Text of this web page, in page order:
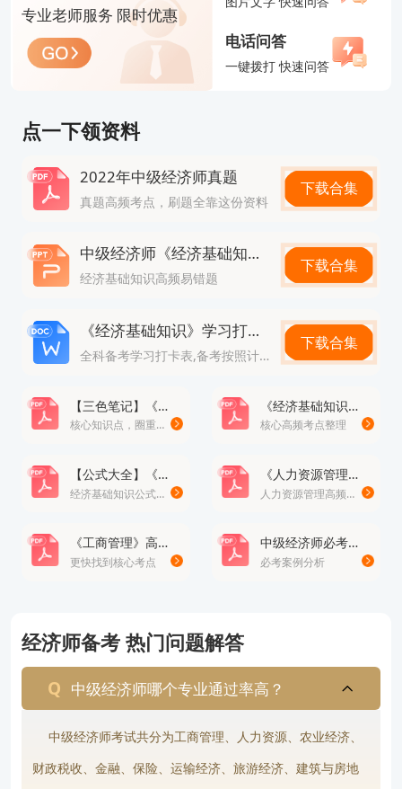
对专业基础要求更高，适合有相关从业经验的人群。
另外，财政税收专业专业性较强，涉及税务与财会知
识较多，比较适合财务、会计以及税务相关岗位人员
开发、造价管理等领域从业者。
因此，考生在选择专业时，最好优先考虑自身工作内
容和未来职业需求，而不是单纯追求“最容易”的专
业。
二、2026年中级经济师十大专业有哪些特点？
点。不同专业的考试内容、学习难度以及适合人群都
存在明显区别。
工商管理整体偏基础，知识点容易理解，适合零基础
考生以及企业管理类岗位人员；人力资源管理则更偏
向记忆理解，适合人事管理相关从业者。
金融专业计算题占比相对较高，对逻辑分析能力要求
业则更加注重专业深度，对税务和财会基础要求较
农业研究领域人员；运输经济更适合从事铁路、公
路、民航、水运等交通运输行业的人群。
建筑与房地产经济涉及工程、房地产等领域内容，专
业性较强；旅游经济则与景区运营、酒店管理、旅行
社业务等行业联系较紧密。
专业老师服务 限时优惠
电话问答
一键拨打 快速问答
点一下领资料
2022年中级经济师真题
真题高频考点，刷题全靠这份资料
下载合集
中级经济师《经济基础知识》高频易错题
经济基础知识高频易错题
下载合集
《经济基础知识》学习打卡表
全科备考学习打卡表,备考按照计划走
下载合集
【三色笔记】《经济基础知识》· 修正版
核心知识点，圈重点
《经济基础知识》高频考点总结100个
核心高频考点整理
【公式大全】《经济基础知识》公式
经济基础知识公式大全
《人力资源管理》高频易错题
人力资源管理高频易错题
《工商管理》高频考点
更快找到核心考点
中级经济师必考案例分析题
必考案例分析
经济师备考 热门问题解答
中级经济师哪个专业通过率高？
中级经济师考试共分为工商管理、人力资源、农业经济、
财政税收、金融、保险、运输经济、旅游经济、建筑与房地